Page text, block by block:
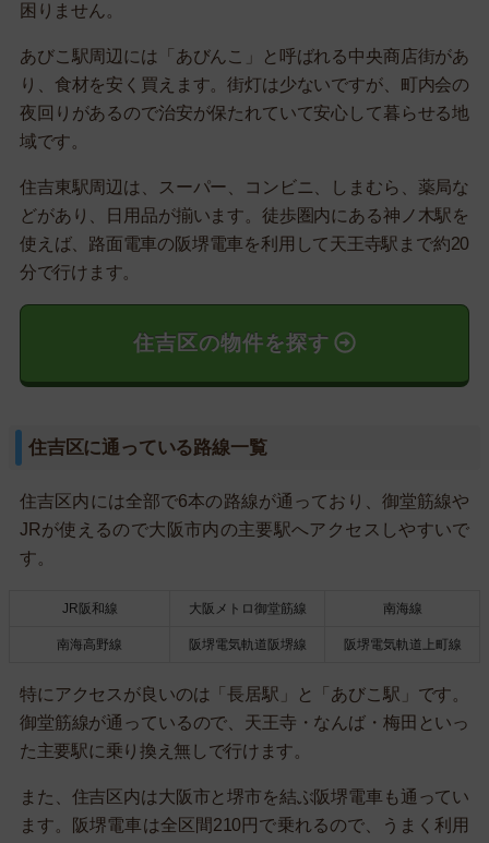
困りません。
あびこ駅周辺には「あびんこ」と呼ばれる中央商店街があ
り、食材を安く買えます。街灯は少ないですが、町内会の
夜回りがあるので治安が保たれていて安心して暮らせる地
域です。
住吉東駅周辺は、スーパー、コンビニ、しまむら、薬局な
どがあり、日用品が揃います。徒歩圏内にある神ノ木駅を
使えば、路面電車の阪堺電車を利用して天王寺駅まで約20
分で行けます。
住吉区の物件を探す
住吉区に通っている路線一覧
住吉区内には全部で6本の路線が通っており、御堂筋線や
JRが使えるので大阪市内の主要駅へアクセスしやすいで
す。
JR阪和線 大阪メトロ御堂筋線 南海線
南海高野線 阪堺電気軌道阪堺線 阪堺電気軌道上町線
特にアクセスが良いのは「長居駅」と「あびこ駅」です。
御堂筋線が通っているので、天王寺・なんば・梅田といっ
た主要駅に乗り換え無しで行けます。
また、住吉区内は大阪市と堺市を結ぶ阪堺電車も通ってい
ます。阪堺電車は全区間210円で乗れるので、うまく利用